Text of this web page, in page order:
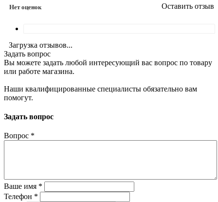
Нет оценок Оставить отзыв
Загрузка отзывов...
Задать вопрос
Вы можете задать любой интересующий вас вопрос по товару
или работе магазина.
Наши квалифицированные специалисты обязательно вам
помогут.
Задать вопрос
Вопрос *
Ваше имя *
Телефон *